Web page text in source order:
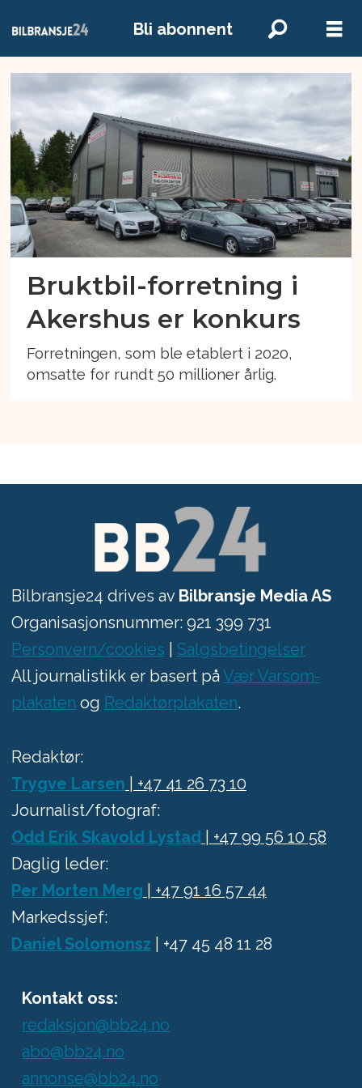
Bli abonnent
Emne:
gardermoen
bilsenter
Bruktbil-forretning i
Akershus er konkurs
Forretningen, som ble etablert i 2020,
omsatte for rundt 50 millioner årlig.
Bilbransje24 drives av Bilbransje Media AS
Organisasjonsnummer: 921 399 731
Personvern/cookies
Salgsbetingelser
All journalistikk er basert på Vær Varsom-
plakaten og Redaktørplakaten.
Redaktør:
Trygve Larsen | +47 41 26 73 10
Journalist/fotograf:
Odd Erik Skavold Lystad| +47 99 56 10 58
Daglig leder:
Per Morten Merg | +47 91 16 57 44
Markedssjef:
Daniel Solomonsz | +47 45 48 11 28
Kontakt oss:
redaksjon@bb24.no
abo@bb24.no
annonse@bb24.no